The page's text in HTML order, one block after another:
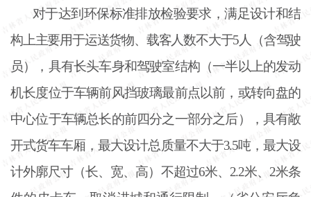
对于达到环保标准排放检验要求，满足设计和结
构上主要用于运送货物、载客人数不大于5人（含驾驶
员），具有长头车身和驾驶室结构（一半以上的发动
机长度位于车辆前风挡玻璃最前点以前，或转向盘的
中心位于车辆总长的前四分之一部分之后），具有敞
开式货车车厢，最大设计总质量不大于3.5吨，最大设
计外廓尺寸（长、宽、高）不超过6米、2.2米、2米条